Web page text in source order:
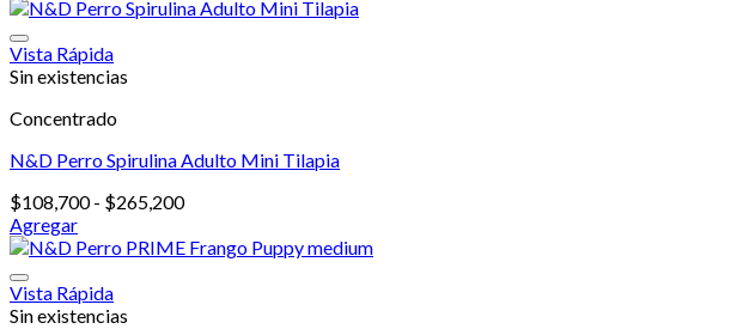
Vista Rápida
Sin existencias
Concentrado
N&D Perro Spirulina Adulto Mini Tilapia
$108,700 - $265,200Rango
precios:
Agregar
Este
tiene
múltiples
Vista Rápida
Sin existencias